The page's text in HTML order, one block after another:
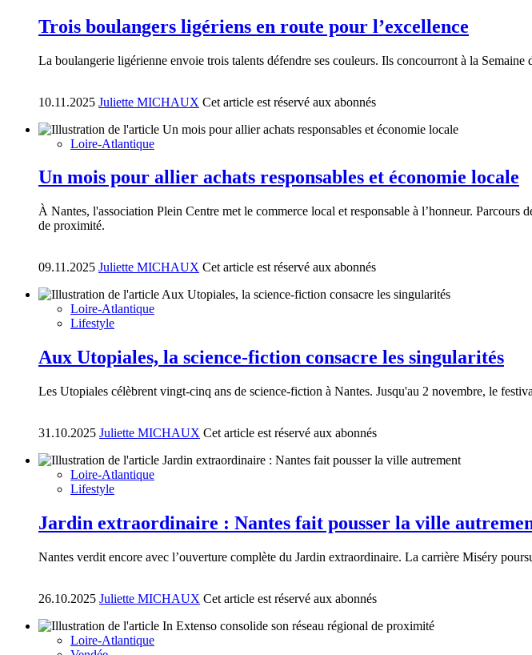
Trois boulangers ligériens en route pour l’excellence
La boulangerie ligérienne envoie trois talents défendre ses couleurs. Ils concourront à la
10.11.2025 Juliette MICHAUX Cet article est réservé aux abonnés
Loire-Atlantique
Un mois pour allier achats responsables et économie locale
À Nantes, l'association Plein Centre met le commerce local et responsable à l’honneur.
de proximité.
09.11.2025 Juliette MICHAUX Cet article est réservé aux abonnés
Loire-Atlantique
Lifestyle
Aux Utopiales, la science-fiction consacre les singularités
Les Utopiales célèbrent vingt-cinq ans de science-fiction à Nantes. Jusqu'au 2 novembre, le
31.10.2025 Juliette MICHAUX Cet article est réservé aux abonnés
Loire-Atlantique
Lifestyle
Jardin extraordinaire : Nantes fait pousser la ville
Nantes verdit encore avec l’ouverture complète du Jardin extraordinaire. La carrière Miséry
26.10.2025 Juliette MICHAUX Cet article est réservé aux abonnés
Loire-Atlantique